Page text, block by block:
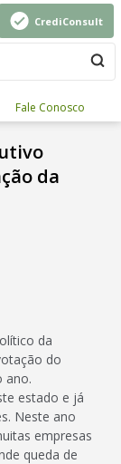
CrediConsult
Fale Conosco
da
da
do
ano.
estado e já
Neste ano
empresas
queda de